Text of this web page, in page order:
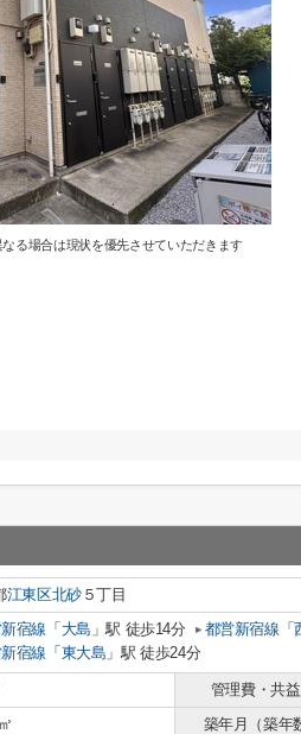
る場合は現状を優先させていただきます
江東区北砂５丁目
宿線 「 大島 」駅 徒歩14分 都営新宿線 「
宿線 「 東大島 」駅 徒歩24分
管理費・共
築年月（築年